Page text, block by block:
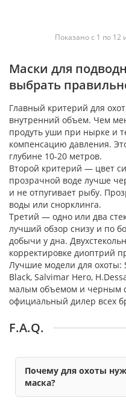
Показано с 1 по 12
Маски для
выбрать
Главный критерий для
внутренний объем. Чем
продуть уши при нырке и
компенсацию давления.
глубине 10-20 метров.
Второй критерий — цвет
прозрачной воде лучше
и не отпугивает рыбу.
воды или снорклинга.
Третий — одно или два
лучший обзор снизу и по
добычи у дна.
корректировке диоптрий
Лучшие модели для охоты:
Black, Salvimar Hero,
малым объемом и черным
официальный дилер всех
F.A.Q.
Почему для охоты
маска?